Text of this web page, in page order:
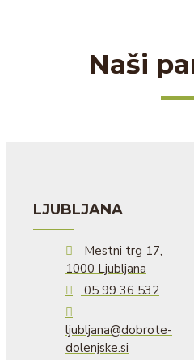
Naši
LJUBLJANA
Mestni trg 17,
1000 Ljubljana
05 99 36 532
ljubljana@dobrote-
dolenjske.si